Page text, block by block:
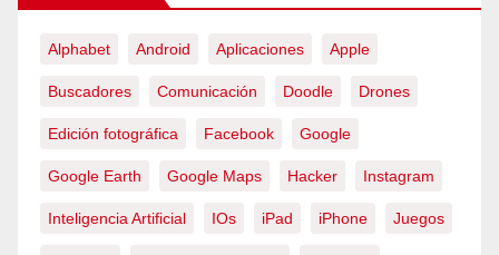
Alphabet Android Aplicaciones Apple
Buscadores Comunicación Doodle Drones
Edición fotográfica Facebook Google
Google Earth Google Maps Hacker Instagram
Inteligencia Artificial IOs iPad iPhone Juegos